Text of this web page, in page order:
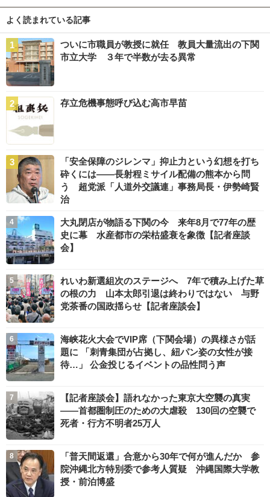
よく読まれている記事
ついに市職員が教授に就任 教員大量流出の下関
市立大学 ３年で半数が去る異常
存立危機事態呼び込む高市早苗
「安全保障のジレンマ」抑止力という幻想を打ち
砕くには――長射程ミサイル配備の熊本から問
う 超党派「人道外交議連」事務局長・伊勢崎賢
治
大丸閉店が物語る下関の今 来年8月で77年の歴
史に幕 水産都市の栄枯盛衰を象徴【記者座談
会】
れいわ新選組次のステージへ 7年で積み上げた草
の根の力 山本太郎引退は終わりではない 与野
党茶番の国政揺らせ【記者座談会】
海峡花火大会でVIP席（下関会場）の異様さが話
題に 「刺青集団が占拠し、紐パン姿の女性が接
待…」 公金投じるイベントの品性問う声
【記者座談会】語れなかった東京大空襲の真実
――首都圏制圧のための大虐殺 130回の空襲で
死者・行方不明者25万人
「普天間返還」合意から30年で何が進んだか 参
院沖縄北方特別委で参考人質疑 沖縄国際大学教
授・前泊博盛